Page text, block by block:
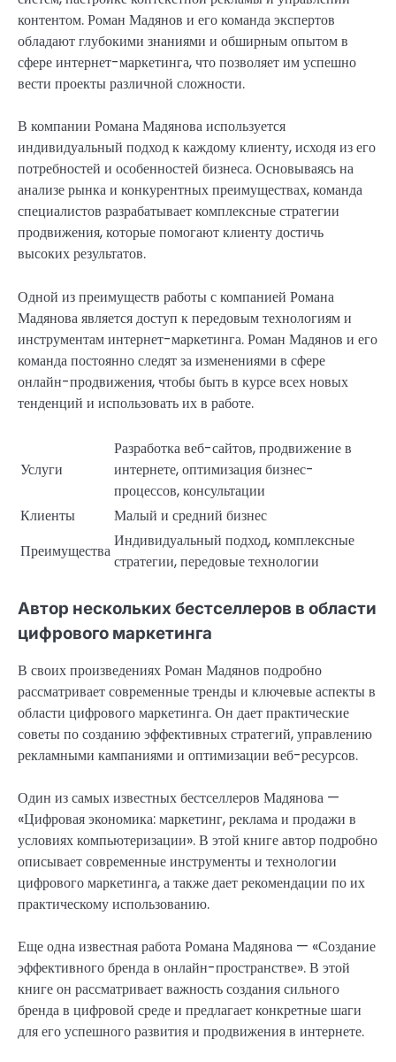
контентом. Роман Мадянов и его команда экспертов
обладают глубокими знаниями и обширным опытом в
сфере интернет-маркетинга, что позволяет им успешно
вести проекты различной сложности.
В компании Романа Мадянова используется
индивидуальный подход к каждому клиенту, исходя из его
потребностей и особенностей бизнеса. Основываясь на
анализе рынка и конкурентных преимуществах, команда
специалистов разрабатывает комплексные стратегии
продвижения, которые помогают клиенту достичь
высоких результатов.
Одной из преимуществ работы с компанией Романа
Мадянова является доступ к передовым технологиям и
инструментам интернет-маркетинга. Роман Мадянов и его
команда постоянно следят за изменениями в сфере
онлайн-продвижения, чтобы быть в курсе всех новых
тенденций и использовать их в работе.
Услуги
Разработка веб-сайтов, продвижение в
интернете, оптимизация бизнес-
процессов, консультации
Клиенты
Малый и средний бизнес
Преимущества
Индивидуальный подход, комплексные
стратегии, передовые технологии
Автор нескольких бестселлеров в области
цифрового маркетинга
В своих произведениях Роман Мадянов подробно
рассматривает современные тренды и ключевые аспекты в
области цифрового маркетинга. Он дает практические
советы по созданию эффективных стратегий, управлению
рекламными кампаниями и оптимизации веб-ресурсов.
Один из самых известных бестселлеров Мадянова —
«Цифровая экономика: маркетинг, реклама и продажи в
условиях компьютеризации». В этой книге автор подробно
описывает современные инструменты и технологии
цифрового маркетинга, а также дает рекомендации по их
практическому использованию.
Еще одна известная работа Романа Мадянова — «Создание
эффективного бренда в онлайн-пространстве». В этой
книге он рассматривает важность создания сильного
бренда в цифровой среде и предлагает конкретные шаги
для его успешного развития и продвижения в интернете.